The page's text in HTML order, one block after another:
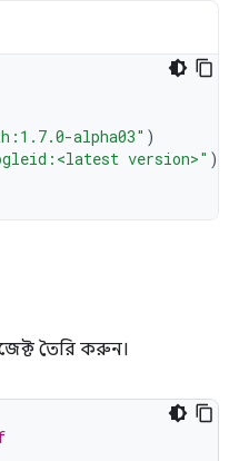
alpha03" )
version>" )
তৈরি করুন।